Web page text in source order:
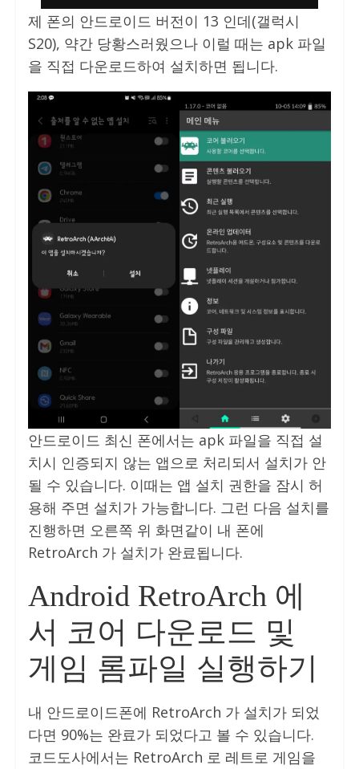
제 폰의 안드로이드 버전이 13 인데(갤럭시
S20), 약간 당황스러웠으나 이럴 때는 apk 파일
을 직접 다운로드하여 설치하면 됩니다.
안드로이드 최신 폰에서는 apk 파일을 직접 설
치시 인증되지 않는 앱으로 처리되서 설치가 안
될 수 있습니다. 이때는 앱 설치 권한을 잠시 허
용해 주면 설치가 가능합니다. 그런 다음 설치를
진행하면 오른쪽 위 화면같이 내 폰에
RetroArch 가 설치가 완료됩니다.
Android RetroArch 에
서 코어 다운로드 및
게임 롬파일 실행하기
내 안드로이드폰에 RetroArch 가 설치가 되었
다면 90%는 완료가 되었다고 볼 수 있습니다.
코드도사에서는 RetroArch 로 레트로 게임을